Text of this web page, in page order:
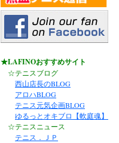
★LAFINOおすすめサイト
☆テニスブログ
西山店長のBLOG
アロハBLOG
テニス元気企画BLOG
ゆるっとオキブロ【軟庭魂】
☆テニスニュース
テニス．ＪＰ